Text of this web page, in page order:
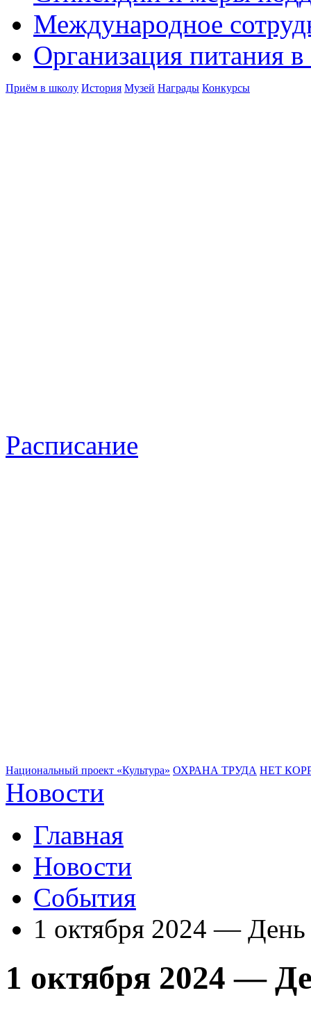
Международное
Организация питания в
Приём в школу История Музей Награды Конкурсы
Расписание
Национальный проект «Культура» ОХРАНА ТРУДА НЕТ
Новости
Главная
Новости
События
1 октября 2024 —
1 октября 2024 —